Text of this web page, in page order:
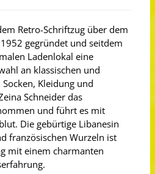
Retro-Schriftzug über dem
gegründet und seitdem
Ladenlokal eine
an klassischen und
Kleidung und
Schneider das
und führt es mit
Die gebürtige Libanesin
französischen Wurzeln ist
mit einem charmanten